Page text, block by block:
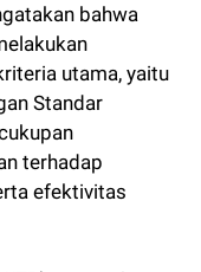
bahwa
utama, yaitu
Standar
terhadap
efektivitas